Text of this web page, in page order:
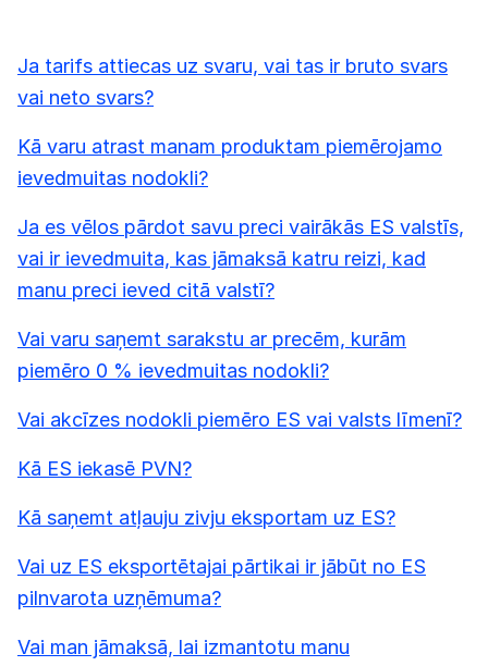
Ja tarifs attiecas uz svaru, vai tas ir bruto svars
vai neto svars?
Kā varu atrast manam produktam piemērojamo
ievedmuitas nodokli?
Ja es vēlos pārdot savu preci vairākās ES valstīs,
vai ir ievedmuita, kas jāmaksā katru reizi, kad
manu preci ieved citā valstī?
Vai varu saņemt sarakstu ar precēm, kurām
piemēro 0 % ievedmuitas nodokli?
Vai akcīzes nodokli piemēro ES vai valsts līmenī?
Kā ES iekasē PVN?
Kā saņemt atļauju zivju eksportam uz ES?
Vai uz ES eksportētajai pārtikai ir jābūt no ES
pilnvarota uzņēmuma?
Vai man jāmaksā, lai izmantotu manu